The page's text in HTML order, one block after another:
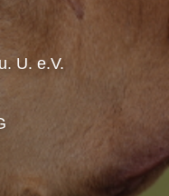
U. e.V.